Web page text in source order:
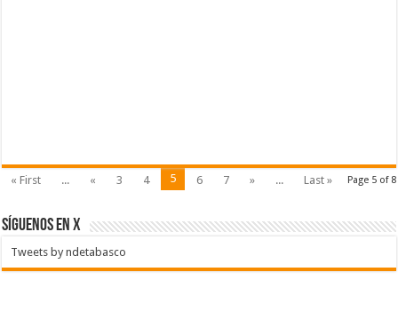
Page 5 of 8
« First ... « 3 4 5 6 7 » ... Last »
SÍGUENOS EN X
Tweets by ndetabasco